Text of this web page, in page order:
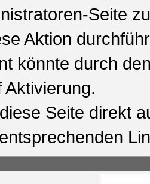
Seite
Aktion
könnte durch
Aktivierung.
Seite direkt